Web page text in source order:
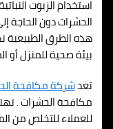
استخدام الزيوت
الحشرات دون الحاجة
هذه الطرق
بيئة صحية للمنزل أو
تعدشركة مكافحة
مكافحة الحشرات .
للعملاء للتخلص من